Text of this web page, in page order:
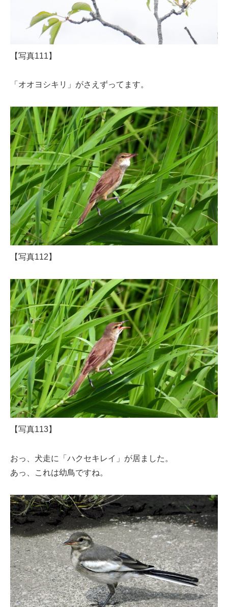
【写真111】
「オオヨシキリ」がさえずってます。
【写真112】
【写真113】
おっ、犬走に「ハクセキレイ」が居ました。
あっ、これは幼鳥ですね。